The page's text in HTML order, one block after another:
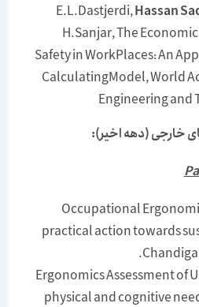
E.L.Dastjerdi,
H.Sanjar, The
Safety in WorkPlaces:
CalculatingModel,
Engineering
(دهه اخیر):
Occupational
practical action
Ergonomics
physical and